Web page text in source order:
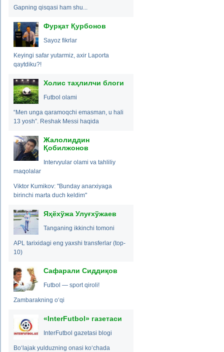
Gapning qisqasi ham shu...
Фурқат Қурбонов
Sayoz fikrlar
Keyingi safar yutarmiz, axir Laporta
qaytdiku?!
Холис таҳлилчи блоги
Futbol olami
“Men unga qaramoqchi emasman, u hali
13 yosh”. Reshak Messi haqida
Жалолиддин
Қобилжонов
Intervyular olami va tahliliy
maqolalar
Viktor Kumikov: "Bunday anarxiyaga
birinchi marta duch keldim"
Яҳёхўжа Улуғхўжаев
Tanganing ikkinchi tomoni
APL tarixidagi eng yaxshi transferlar (top-
10)
Сафарали Сиддиқов
Futbol — sport qiroli!
Zambarakning o‘qi
«InterFutbol» газетаси
InterFutbol gazetasi blogi
Bo‘lajak yulduzning onasi ko‘chada